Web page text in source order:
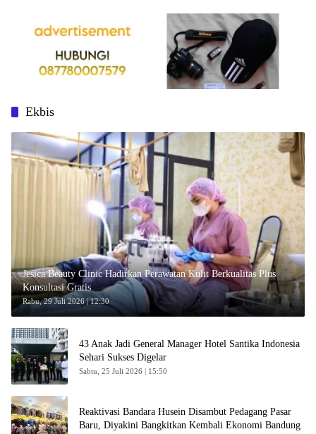
Ekbis
Jesica Beauty Clinic Hadirkan Perawatan Kulit Berkualitas Plus
Konsultasi Gratis
Rabu, 29 Juli 2026 | 12:30
43 Anak Jadi General Manager Hotel Santika Indonesia
Sehari Sukses Digelar
Sabtu, 25 Juli 2026 | 15:50
Reaktivasi Bandara Husein Disambut Pedagang Pasar
Baru, Diyakini Bangkitkan Kembali Ekonomi Bandung